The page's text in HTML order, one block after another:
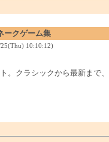
ークゲーム集
10:10:12)
。クラシックから最新まで